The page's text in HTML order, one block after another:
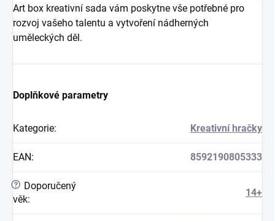
Art box kreativní sada vám poskytne vše potřebné pro
rozvoj vašeho talentu a vytvoření nádherných
uměleckých děl.
Doplňkové parametry
Kategorie: Kreativní hračky
EAN: 8592190805333
? Doporučený
věk:
14+